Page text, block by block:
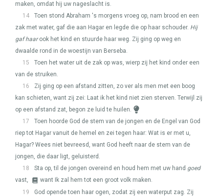
maken, omdat hij uw nageslacht is.
14
Toen stond Abraham 's morgens vroeg op, nam brood en een
zak met water, gaf die aan Hagar en legde die op haar schouder. Hij
gaf haarook het kind en stuurde haar weg. Zij ging op weg en
dwaalde rond in de woestijn van Berseba.
15
Toen het water uit de zak op was, wierp zij het kind onder een
van de struiken.
16
Zij ging op een afstand zitten, zo ver als men met een boog
kan schieten, want zij zei: Laat ik het kind niet zien sterven. Terwijl zij
op een afstand zat, begon ze luid te huilen.
17
Toen hoorde God de stem van de jongen en de Engel van God
riep tot Hagar vanuit de hemel en zei tegen haar: Wat is er met u,
Hagar? Wees niet bevreesd, want God heeft naar de stem van de
jongen, die daar ligt, geluisterd.
18
Sta op, til de jongen overeind en houd hem met uw hand goed
vast,
want Ik zal hem tot een groot volk maken.
19
God opende toen haar ogen, zodat zij een waterput zag. Zij